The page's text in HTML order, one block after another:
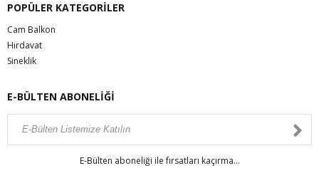
POPÜLER KATEGORİLER
Cam Balkon
Hırdavat
Sineklik
E-BÜLTEN ABONELİĞİ
E-Bülten aboneliği ile fırsatları kaçırma...